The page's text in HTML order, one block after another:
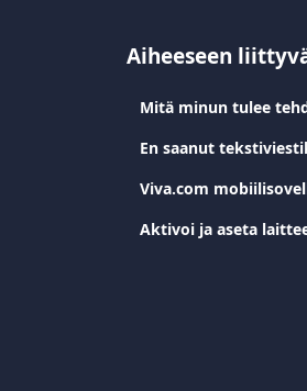
Aiheeseen
Mitä minun tulee
En saanut
Viva.com
Aktivoi ja aseta